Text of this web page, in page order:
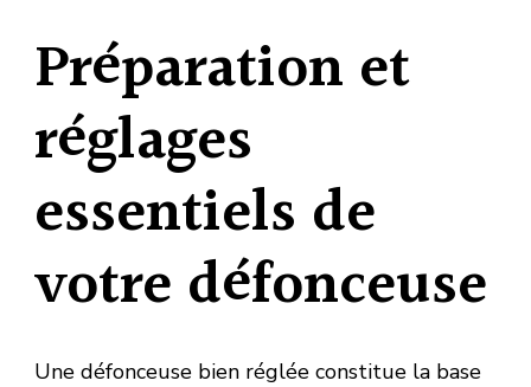
Préparation et
réglages
essentiels de
votre défonceuse
Une défonceuse bien réglée constitue la base